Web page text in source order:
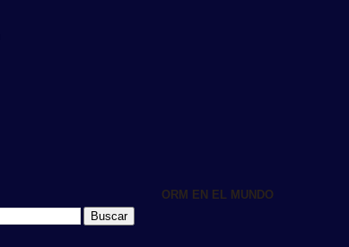
ORM EN EL MUNDO